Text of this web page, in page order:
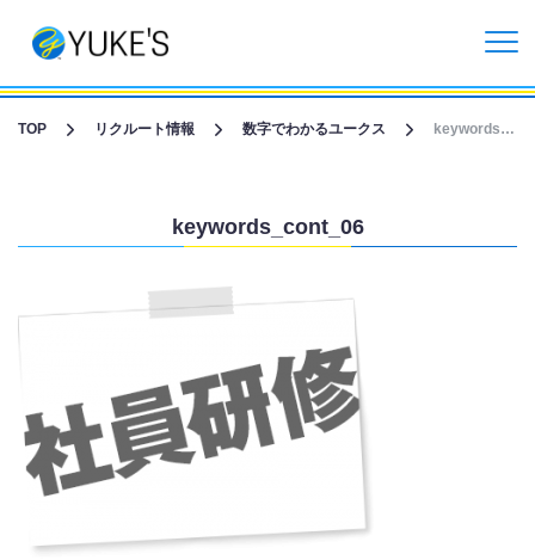
リクルートトップ
よくあるご質問
English
TOP リクルート情報 数字でわかるユークス keywords_cont_06
keywords_cont_06